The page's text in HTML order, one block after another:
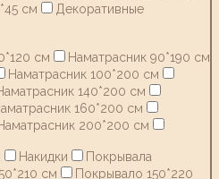
см
Декоративные
см
Наматрасник 90*190 см
Наматрасник 100*200 см
140*200 см
160*200 см
200*200 см
Накидки
Покрывала
см
Покрывало 150*220